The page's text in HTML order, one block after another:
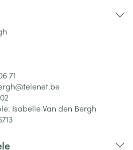
71
telenet.be
Isabelle Van den Bergh